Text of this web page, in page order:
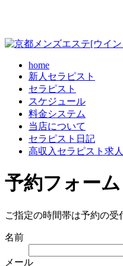
home
新人セラピスト
セラピスト
スケジュール
料金システム
当店について
セラピスト日記
高収入セラピスト求人
予約フォーム
ご指定の時間帯は予約の
名前
メール